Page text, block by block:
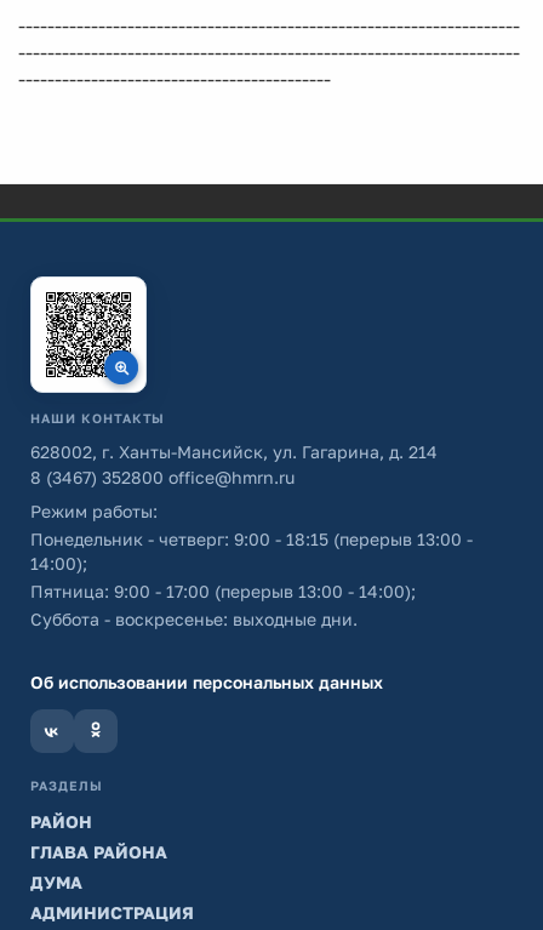
---------------------------------------------------------------------
---------------------------------------------------------------------
-------------------------------------------
НАШИ КОНТАКТЫ
628002, г. Ханты-Мансийск, ул. Гагарина, д. 214
8 (3467) 352800 office@hmrn.ru
Режим работы:
Понедельник - четверг: 9:00 - 18:15 (перерыв 13:00 -
14:00);
Пятница: 9:00 - 17:00 (перерыв 13:00 - 14:00);
Суббота - воскресенье: выходные дни.
Об использовании персональных данных
РАЗДЕЛЫ
РАЙОН
ГЛАВА РАЙОНА
ДУМА
АДМИНИСТРАЦИЯ